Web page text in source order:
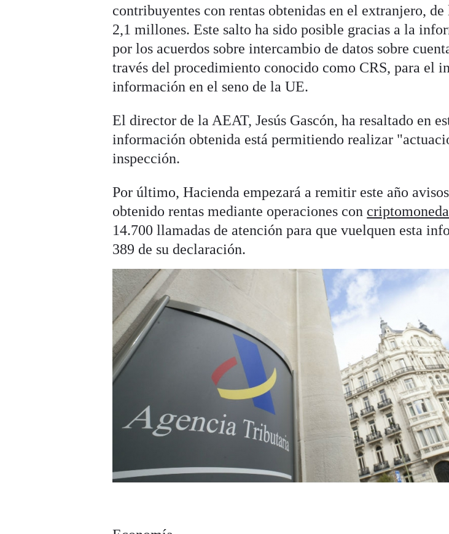
contribuyentes con rentas obtenidas en el extranjero,
2,1 millones. Este salto ha sido posible gracias a la
por los acuerdos sobre intercambio de datos sobre
través del procedimiento conocido como CRS, para el
información en el seno de la UE.
El director de la AEAT, Jesús Gascón, ha resaltado en
información obtenida está permitiendo realizar
inspección.
Por último, Hacienda empezará a remitir este año
obtenido rentas mediante operaciones con
14.700 llamadas de atención para que vuelquen esta
389 de su declaración.